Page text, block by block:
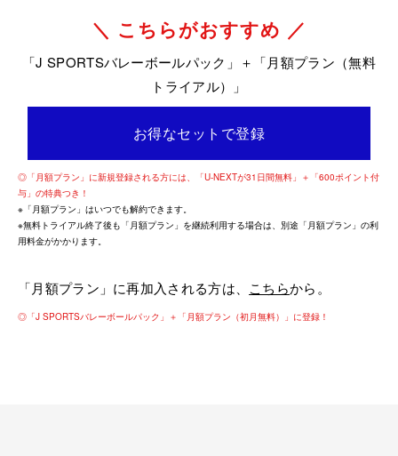
＼ こちらがおすすめ ／
「J SPORTSバレーボールパック」＋「月額プラン（無料
トライアル）」
お得なセットで登録
◎「月額プラン」に新規登録される方には、「U-NEXTが31日間無料」＋「600ポイント付
与」の特典つき！
※「月額プラン」はいつでも解約できます。
※無料トライアル終了後も「月額プラン」を継続利用する場合は、別途「月額プラン」の利
用料金がかかります。
「月額プラン」に再加入される方は、 こちらから。
◎「J SPORTSバレーボールパック」＋「月額プラン（初月無料）」に登録！